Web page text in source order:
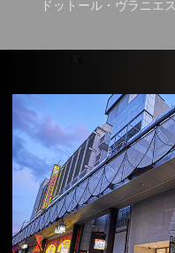
ドットール・ヴラニエス